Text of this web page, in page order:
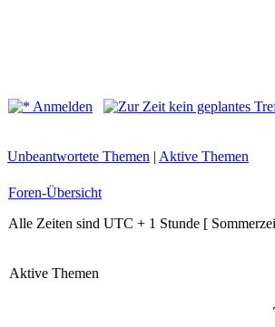
Anmelden
Unbeantwortete Themen | Aktive Themen
Foren-Übersicht
Alle Zeiten sind UTC + 1 Stunde [
Aktive Themen